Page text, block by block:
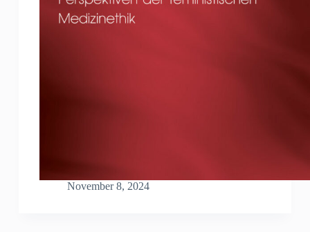
November 8, 2024